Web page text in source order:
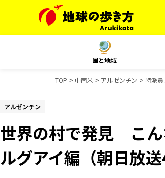
国と地域
TOP 中南米 アルゼンチン 特派
アルゼンチン
世界の村で発見 こ
ルグアイ編（朝日放